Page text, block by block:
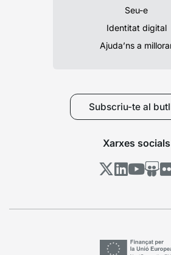
Seu-e
Identitat digital
Ajuda’ns a
Subscriu-te al
Xarxes socials